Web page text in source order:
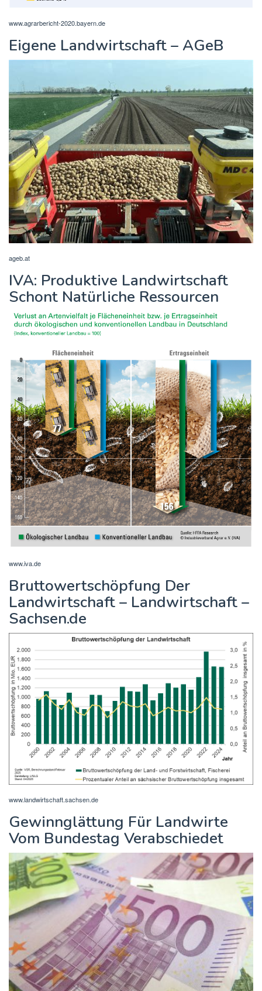
www.agrarbericht-2020.bayern.de
Eigene Landwirtschaft – AGeB
ageb.at
IVA: Produktive Landwirtschaft
Schont Natürliche Ressourcen
www.iva.de
Bruttowertschöpfung Der
Landwirtschaft – Landwirtschaft –
Sachsen.de
www.landwirtschaft.sachsen.de
Gewinnglättung Für Landwirte
Vom Bundestag Verabschiedet